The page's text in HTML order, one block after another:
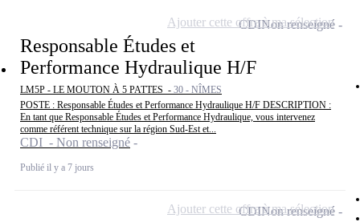
Responsable Études et
Performance Hydraulique H/F
LM5P - LE MOUTON À 5 PATTES - 30 - NÎMES
POSTE : Responsable Études et Performance Hydraulique H/F DESCRIPTION :
En tant que Responsable Études et Performance Hydraulique, vous intervenez
comme référent technique sur la région Sud-Est et...
CDI - Non renseigné
Publié il y a 7 jours
CDINon renseigné
Ajouter cette offre à ma sélection
CDINon renseigné
Ajouter cette offre à ma sélection